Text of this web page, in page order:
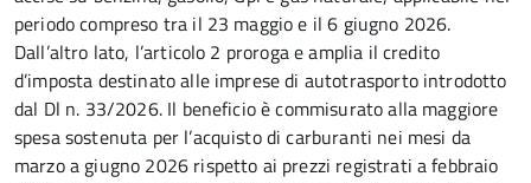
periodo compreso tra il 23 maggio e il 6 giugno 2026.
Dall’altro lato, l’articolo 2 proroga e amplia il credito
d’imposta destinato alle imprese di autotrasporto introdotto
dal Dl n. 33/2026. Il beneficio è commisurato alla maggiore
spesa sostenuta per l’acquisto di carburanti nei mesi da
marzo a giugno 2026 rispetto ai prezzi registrati a febbraio